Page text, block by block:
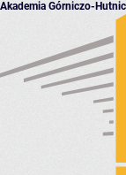
Akademia Górniczo-